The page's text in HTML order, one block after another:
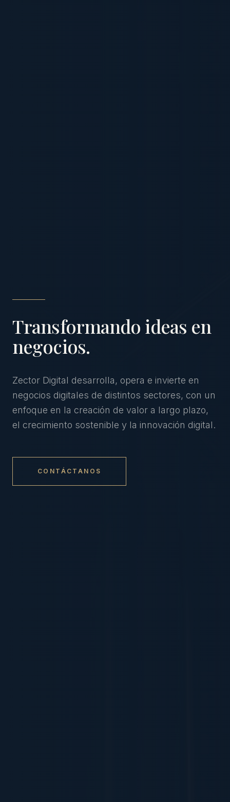
Transformando ideas en
negocios.
Zector Digital desarrolla, opera e invierte en
negocios digitales de distintos sectores, con un
enfoque en la creación de valor a largo plazo,
el crecimiento sostenible y la innovación digital.
CONTÁCTANOS